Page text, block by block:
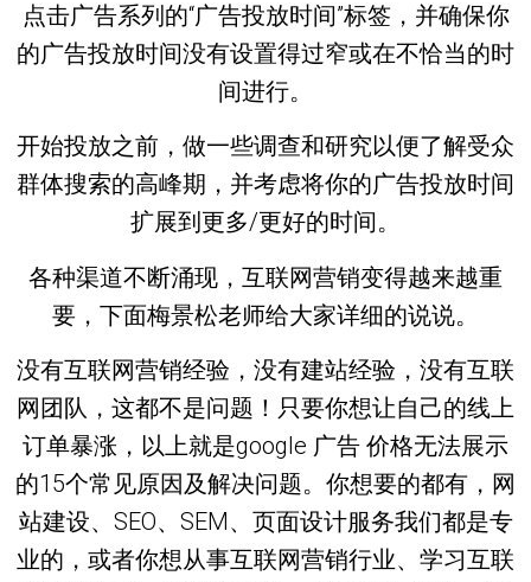
点击广告系列的“广告投放时间”标签，并确保你
的广告投放时间没有设置得过窄或在不恰当的时
间进行。
开始投放之前，做一些调查和研究以便了解受众
群体搜索的高峰期，并考虑将你的广告投放时间
扩展到更多/更好的时间。
各种渠道不断涌现，互联网营销变得越来越重
要，下面梅景松老师给大家详细的说说。
没有互联网营销经验，没有建站经验，没有互联
网团队，这都不是问题！只要你想让自己的线上
订单暴涨，以上就是google 广告 价格无法展示
的15个常见原因及解决问题。你想要的都有，网
站建设、SEO、SEM、页面设计服务我们都是专
业的，或者你想从事互联网营销行业、学习互联